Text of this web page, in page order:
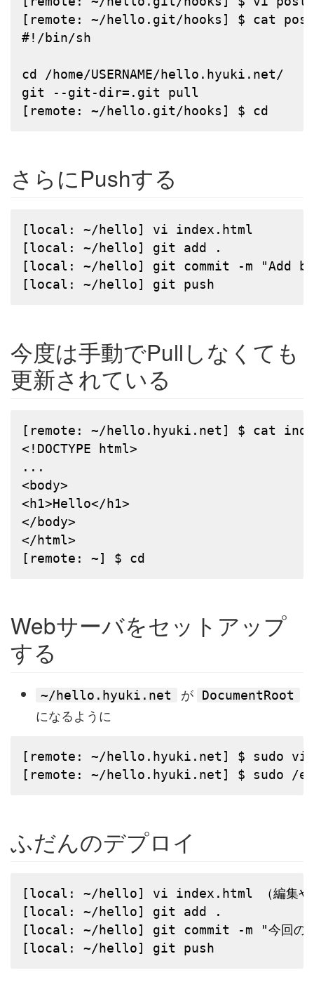
[remote: ~/hello.git/hooks] $ cat
#!/bin/sh
cd /home/USERNAME/hello.hyuki.net/
git --git-dir=.git pull
[remote: ~/hello.git/hooks] $ cd
さらにPushする
[local: ~/hello] vi index.html
[local: ~/hello] git add .
[local: ~/hello] git commit -m "Add
[local: ~/hello] git push
今度は手動でPullしなくても
更新されている
[remote: ~/hello.hyuki.net] $ cat
<!DOCTYPE html>
...
<body>
<h1>Hello</h1>
</body>
</html>
[remote: ~] $ cd
Webサーバをセットアップ
する
~/hello.hyuki.net が DocumentRoot
になるように
[remote: ~/hello.hyuki.net] $ sudo
[remote: ~/hello.hyuki.net] $ sudo
ふだんのデプロイ
[local: ~/hello] vi index.html （編集やフ
[local: ~/hello] git add .
[local: ~/hello] git commit -m "今回の変
[local: ~/hello] git push